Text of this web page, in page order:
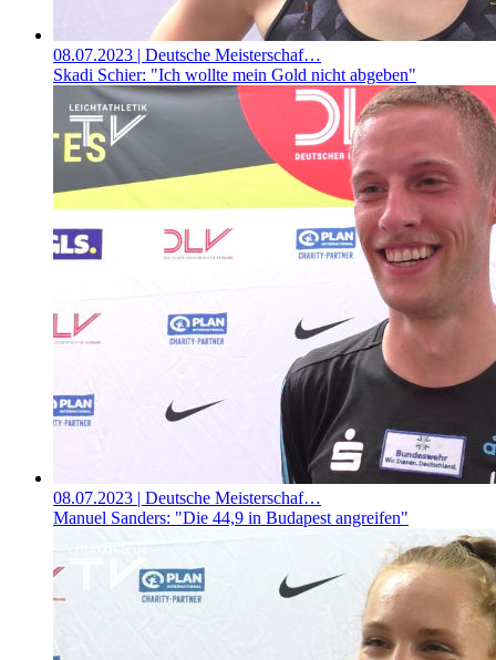
08.07.2023 | Deutsche Meisterschaf…
Skadi Schier: "Ich wollte mein Gold nicht abgeben"
08.07.2023 | Deutsche Meisterschaf…
Manuel Sanders: "Die 44,9 in Budapest angreifen"